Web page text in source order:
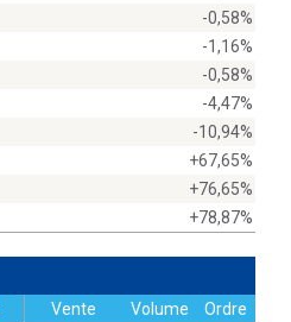
-0,58%
-1,16%
-0,58%
-4,47%
-10,94%
+67,65%
+76,65%
+78,87%
Vente Volume
Ordre